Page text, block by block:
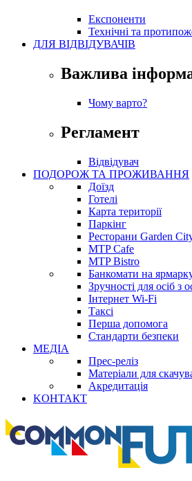
Експоненти
Технічні та
ДЛЯ ВІДВІДУВАЧІВ
Важлива
Чому варто?
Регламент
Відвідувач
ПОДОРОЖ ТА ПРОЖИВАННЯ
Доїзд
Готелі
Карта території
Паркінг
Ресторани Garden
MTP Cafe
MTP Bistro
Банкомати на
Зручності для осіб з
Інтернет Wi-Fi
Таксі
Перша допомога
Стандарти безпеки
МЕДІА
Прес-реліз
Матеріали для
Акредитація
KОНТАКТ